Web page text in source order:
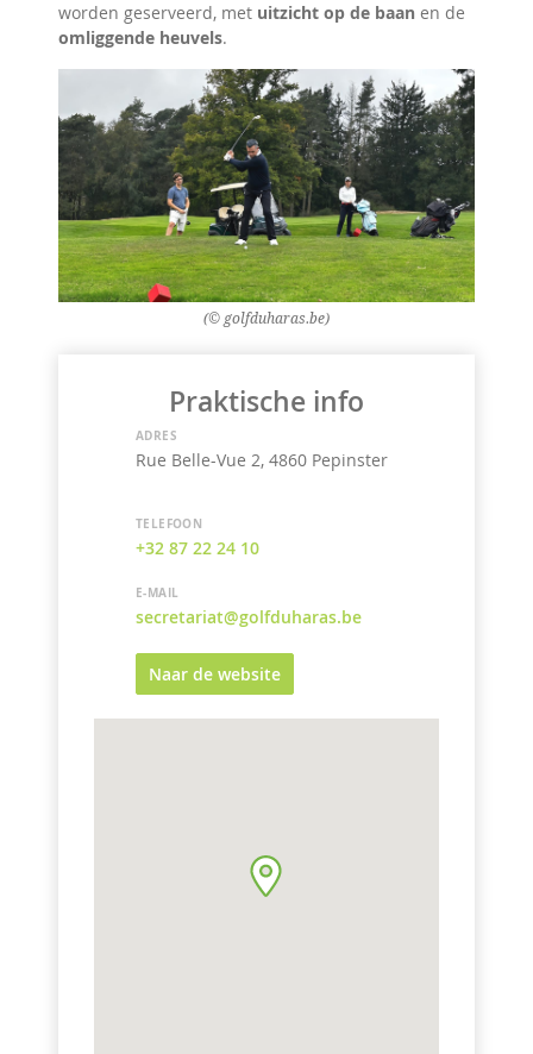
worden geserveerd, met uitzicht op de baan en de
omliggende heuvels.
(© golfduharas.be)
Praktische info
ADRES
Rue Belle-Vue 2, 4860 Pepinster
TELEFOON
+32 87 22 24 10
E-MAIL
secretariat@golfduharas.be
Naar de website